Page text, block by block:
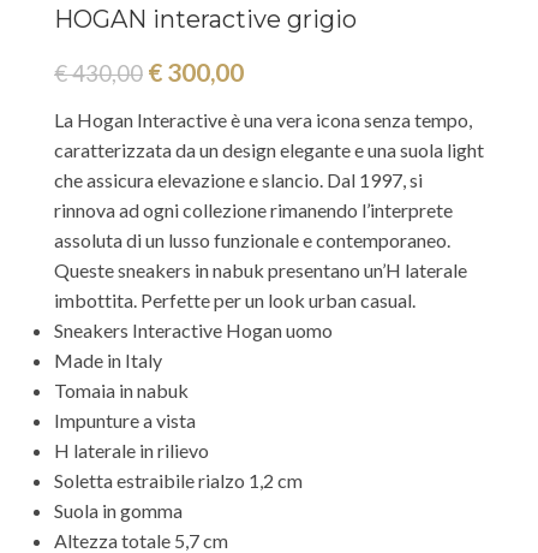
HOGAN interactive grigio
€430,00 € 300,00
La Hogan Interactive è una vera icona senza tempo,
caratterizzata da un design elegante e una suola light
che assicura elevazione e slancio. Dal 1997, si
rinnova ad ogni collezione rimanendo l’interprete
assoluta di un lusso funzionale e contemporaneo.
Queste sneakers in nabuk presentano un’H laterale
imbottita. Perfette per un look urban casual.
Sneakers Interactive Hogan uomo
Made in Italy
Tomaia in nabuk
Impunture a vista
H laterale in rilievo
Soletta estraibile rialzo 1,2 cm
Suola in gomma
Altezza totale 5,7 cm